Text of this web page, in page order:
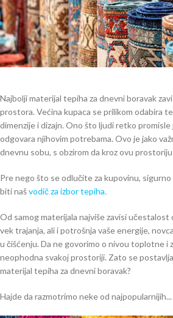
Najbolji materijal tepiha za dnevni boravak
prostora. Većina kupaca se prilikom odabira
dimenzije i dizajn. Ono što ljudi retko
odgovara njihovim potrebama. Ovo je jako
dnevnu sobu, s obzirom da kroz ovu
Pre nego što se odlučite za kupovinu,
biti našvodič za izbor tepiha.
Od samog materijala najviše zavisi učestalost
vek trajanja, ali i potrošnja vaše energije,
u čišćenju. Da ne govorimo o nivou toplotne i
neophodna svakoj prostoriji. Zato se
materijal tepiha za dnevni boravak?
Hajde da razmotrimo neke od najpopularnijih...